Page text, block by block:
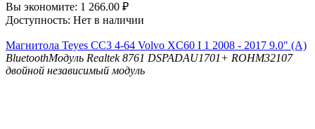
Вы экономите: 1 266.00 ₽
Доступность: Нет в наличии
Магнитола Teyes CC3 4-64 Volvo XC60 I 1 2008 - 2017 9.0" (A)
BluetoothМодуль Realtek 8761 DSPADAU1701+ ROHM32107
двойной независимый модуль